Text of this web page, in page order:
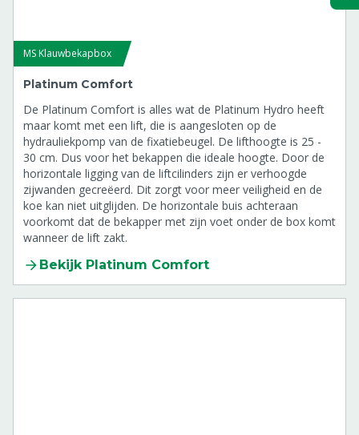
MS Klauwbekapbox
Platinum Comfort
De Platinum Comfort is alles wat de Platinum Hydro heeft
maar komt met een lift, die is aangesloten op de
hydrauliekpomp van de fixatiebeugel. De lifthoogte is 25 -
30 cm. Dus voor het bekappen die ideale hoogte. Door de
horizontale ligging van de liftcilinders zijn er verhoogde
zijwanden gecreëerd. Dit zorgt voor meer veiligheid en de
koe kan niet uitglijden. De horizontale buis achteraan
voorkomt dat de bekapper met zijn voet onder de box komt
wanneer de lift zakt.
Bekijk Platinum Comfort